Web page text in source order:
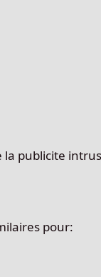
la publicite
pour: